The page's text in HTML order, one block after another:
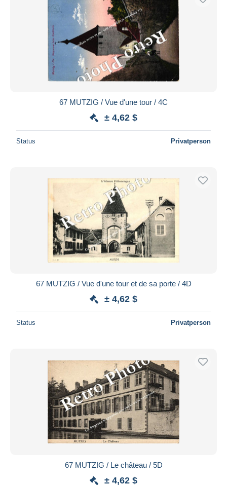
67 MUTZIG / Vue d'une tour / 4C
± 4,62 $
Status Privatperson
67 MUTZIG / Vue d'une tour et de sa porte / 4D
± 4,62 $
Status Privatperson
67 MUTZIG / Le château / 5D
± 4,62 $